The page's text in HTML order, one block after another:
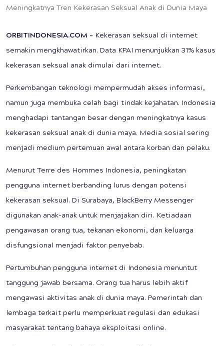
Meningkatnya Tren Kekerasan Seksual Anak di Dunia Maya
ORBITINDONESIA.COM – Kekerasan seksual di internet
semakin mengkhawatirkan. Data KPAI menunjukkan 31% kasus
kekerasan seksual anak dimulai dari internet.
Perkembangan teknologi mempermudah akses informasi,
namun juga membuka celah bagi tindak kejahatan. Indonesia
menghadapi tantangan besar dengan meningkatnya kasus
kekerasan seksual anak di dunia maya. Media sosial sering
menjadi medium pertemuan awal antara korban dan pelaku.
Menurut Terre des Hommes Indonesia, peningkatan
pengguna internet berbanding lurus dengan potensi
kekerasan seksual. Di Surabaya, BlackBerry Messenger
digunakan anak-anak untuk menjajakan diri. Ketiadaan
pengawasan orang tua, tekanan ekonomi, dan keluarga
disfungsional menjadi faktor penyebab.
Pertumbuhan pengguna internet di Indonesia menuntut
tanggung jawab bersama. Orang tua harus lebih aktif
mengawasi aktivitas anak di dunia maya. Pemerintah dan
lembaga terkait perlu memperkuat regulasi dan edukasi
masyarakat tentang bahaya eksploitasi online.